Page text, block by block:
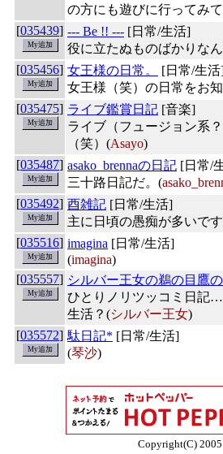
の方にも遊びに行ってみ
[035439] --- Be !! --- [日常/生活]
役に立たぬものばかりな
[035456] 女王様の日常。
[日常/生
女王様（笑）の日常をお
[035475] ライブ鑑賞日記 [音楽]
ライブ（フュージョン系
（笑）(Asayo)
[035487] asako_brennaの日記 [日常/
三十路日記だ。(
[035492] 酉雑記 [日常/生活]
主に日頃の愚痴が多いで
[035516] imagina [日常/生活]
(imagina)
[035557] シルバー王女の鵜の目鷹
ひとりノリツッコミ日記
生活？(シルバー王女)
[035572] 駄日記* [日常/生活]
(琴沙)
Copyright(C)